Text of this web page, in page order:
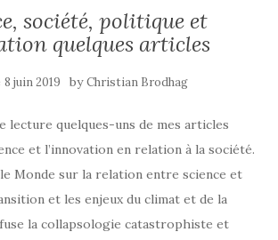
société, politique et
quelques articles
8 juin 2019 byChristian Brodhag
lecture quelques-uns de mes articles
et l’innovation en relation à la société.
Monde sur la relation entre science et
et les enjeux du climat et de la
la collapsologie catastrophiste et